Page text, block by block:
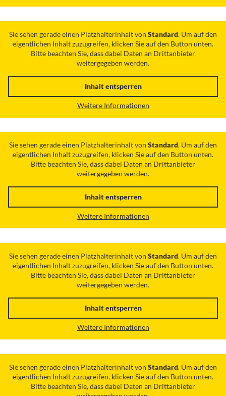
Sie sehen gerade einen Platzhalterinhalt von Standard. Um auf den
eigentlichen Inhalt zuzugreifen, klicken Sie auf den Button unten.
Bitte beachten Sie, dass dabei Daten an Drittanbieter
weitergegeben werden.
Inhalt entsperren
Weitere Informationen
Sie sehen gerade einen Platzhalterinhalt von Standard. Um auf den
eigentlichen Inhalt zuzugreifen, klicken Sie auf den Button unten.
Bitte beachten Sie, dass dabei Daten an Drittanbieter
weitergegeben werden.
Inhalt entsperren
Weitere Informationen
Sie sehen gerade einen Platzhalterinhalt von Standard. Um auf den
eigentlichen Inhalt zuzugreifen, klicken Sie auf den Button unten.
Bitte beachten Sie, dass dabei Daten an Drittanbieter
weitergegeben werden.
Inhalt entsperren
Weitere Informationen
Sie sehen gerade einen Platzhalterinhalt von Standard. Um auf den
eigentlichen Inhalt zuzugreifen, klicken Sie auf den Button unten.
Bitte beachten Sie, dass dabei Daten an Drittanbieter